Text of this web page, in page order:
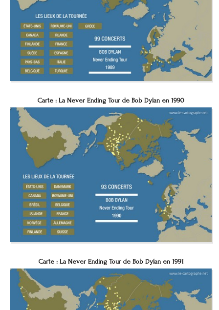
Carte : La Never Ending Tour de Bob Dylan en 1990
Carte : La Never Ending Tour de Bob Dylan en 1991